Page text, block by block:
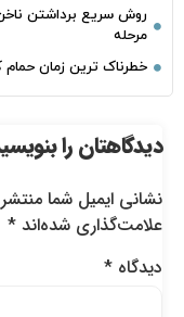
روش سریع برداشتن ناخن
مرحله
خطرناک‌ ترین زمان‌ حمام
دیدگاهتان را بنویسید
نشانی ایمیل شما منتشر
علامت‌گذاری شده‌اند*
دیدگاه*